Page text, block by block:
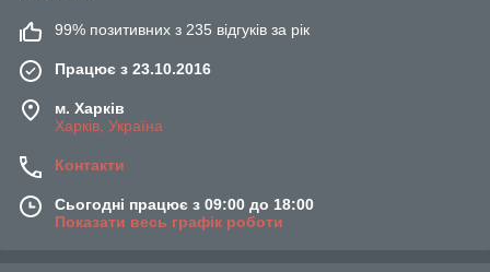
99% позитивних з 235 відгуків за рік
Працює з 23.10.2016
м. Харків
Харків, Україна
Контакти
Сьогодні працює з 09:00 до 18:00
Показати весь графік роботи